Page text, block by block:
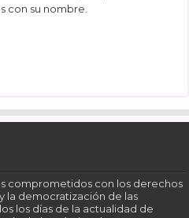
con su nombre.
comprometidos con los derechos
la democratización de las
los días de la actualidad de